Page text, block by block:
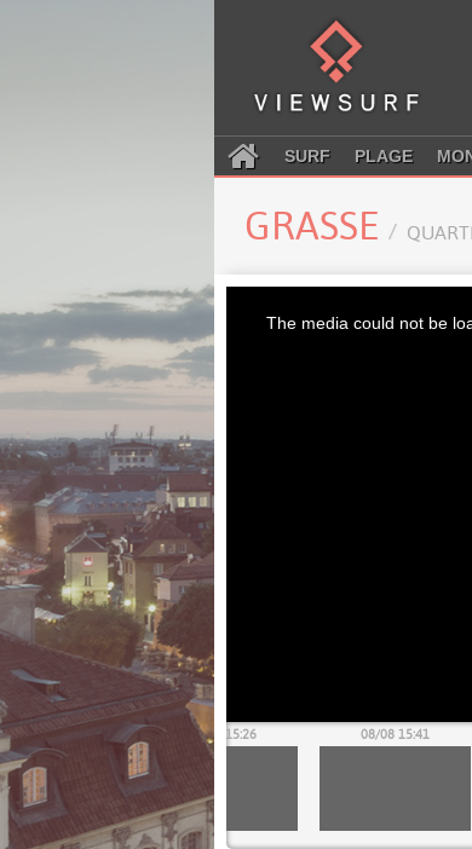
SURF PLAGE
GRASSE
The media could not be
08/08 15:11 08/08 15:26 08/08 15:41